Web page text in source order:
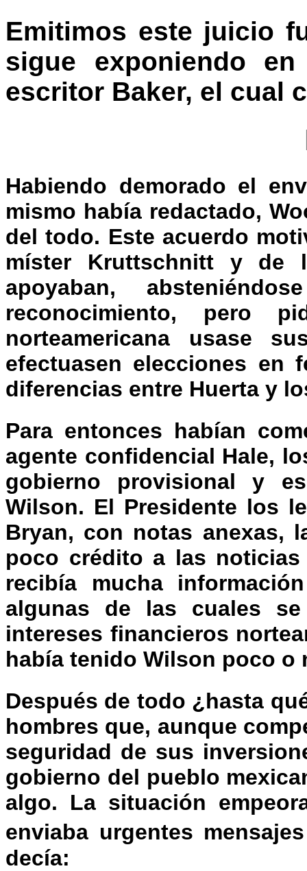
Emitimos este juicio
sigue exponiendo
escritor Baker, el cual
Habiendo demorado el
mismo había redactado,
del todo. Este acuerdo
míster Kruttschnitt y de
apoyaban,
reconocimiento, pero
norteamericana usase
efectuasen elecciones en
diferencias entre Huerta y
Para entonces habían
agente confidencial Hale,
gobierno provisional y
Wilson. El Presidente los
Bryan, con notas anexas,
poco crédito a las
recibía mucha
algunas de las cuales
intereses financieros
había tenido Wilson poco
Después de todo ¿hasta
hombres que, aunque
seguridad de sus
gobierno del pueblo
algo. La situación
enviaba urgentes
decía: